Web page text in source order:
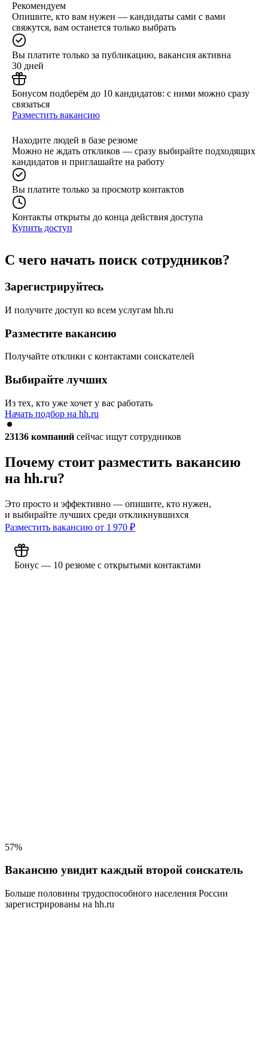
Рекомендуем
Опишите, кто вам нужен — кандидаты сами с вами
свяжутся, вам останется только выбрать
Вы платите только за публикацию, вакансия активна
30 дней
Бонусом подберём до 10 кандидатов: с ними можно сразу
связаться
Разместить вакансию
Находите людей в базе резюме
Можно не ждать откликов — сразу выбирайте подходящих
кандидатов и приглашайте на работу
Вы платите только за просмотр контактов
Контакты открыты до конца действия доступа
Купить доступ
С чего начать поиск сотрудников?
Зарегистрируйтесь
И получите доступ ко всем услугам hh.ru
Разместите вакансию
Получайте отклики с контактами соискателей
Выбирайте лучших
Из тех, кто уже хочет у вас работать
Начать подбор на hh.ru
23136 компаний сейчас ищут сотрудников
Почему стоит разместить вакансию
на hh.ru?
Это просто и эффективно — опишите, кто нужен,
и выбирайте лучших среди откликнувшихся
Разместить вакансию от 1 970 ₽
Бонус — 10 резюме с открытыми контактами
57%
Вакансию увидит каждый второй соискатель
Больше половины трудоспособного населения России
зарегистрированы на hh.ru